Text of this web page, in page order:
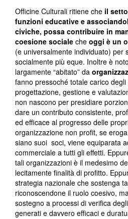
Officine Culturali ritiene che il
funzioni educative e
civiche, possa contribuire in
coesione sociale che oggi è un
(e universalmente individuato) per
socialmente più eque. Inoltre è
largamente “abitato” da
fanno pressoché totale carico
progettazione, gestione e
non nascono per presidiare
dare un contributo consistente,
ed efficace al progresso delle
organizzazione non profit, se
siano suoi soci, viene equiparata
commerciale a tutti gli effetti.
tali organizzazioni è il medesimo
lecitamente finalità di profitto.
strategia nazionale che sostenga
riconoscendone il ruolo coesivo,
sostegno a processi di verifica
generati e davvero efficaci e